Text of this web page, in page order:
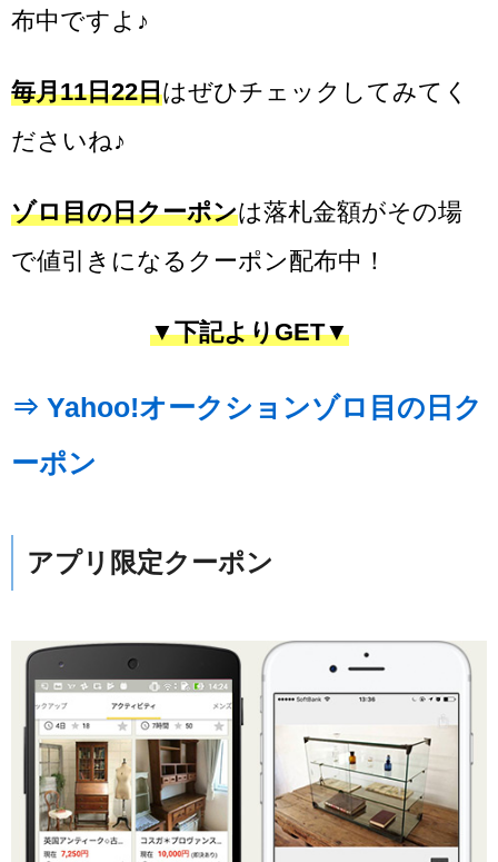
布中ですよ♪
毎月11日22日はぜひチェックしてみてく
ださいね♪
ゾロ目の日クーポンは落札金額がその場
で値引きになるクーポン配布中！
▼下記よりGET▼
⇒ Yahoo!オークションゾロ目の日ク
ーポン
アプリ限定クーポン